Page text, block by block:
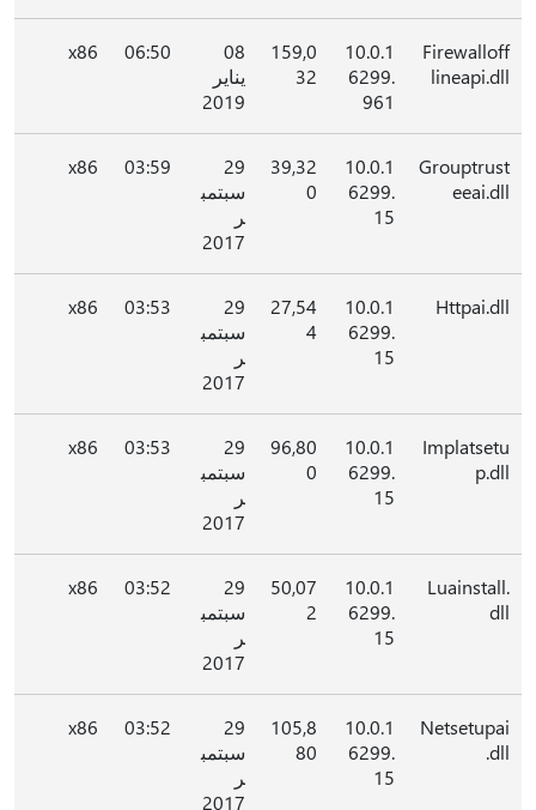
Firewalloff
lineapi.dll
10.0.1
6299.
961
159,0
32
08
يناير
2019
06:50
x86
Grouptrust
eeai.dll
10.0.1
6299.
15
39,32
0
29
سبتمب
ر
2017
03:59
x86
Httpai.dll
10.0.1
6299.
15
27,54
4
29
سبتمب
ر
2017
03:53
x86
Implatsetu
p.dll
10.0.1
6299.
15
96,80
0
29
سبتمب
ر
2017
03:53
x86
Luainstall.
dll
10.0.1
6299.
15
50,07
2
29
سبتمب
ر
2017
03:52
x86
Netsetupai
.dll
10.0.1
6299.
15
105,8
80
29
سبتمب
ر
2017
03:52
x86